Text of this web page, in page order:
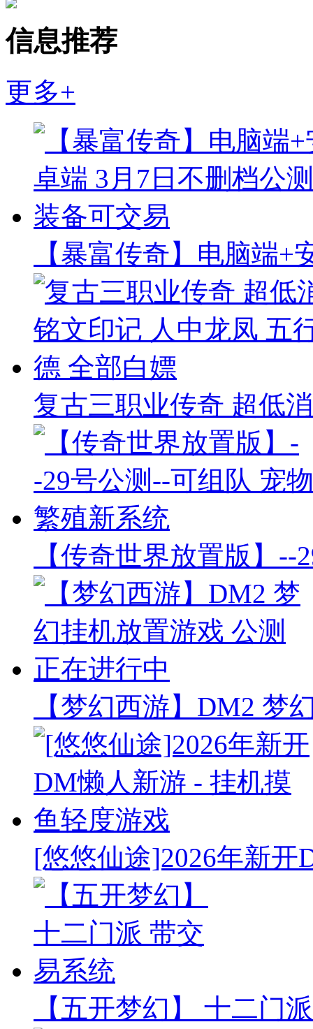
信息推荐
更多+
【暴富传奇】电脑端+
复古三职业传奇 超低
【传奇世界放置版】
【梦幻西游】DM2 梦
[悠悠仙途]2026年新开
【五开梦幻】 十二门